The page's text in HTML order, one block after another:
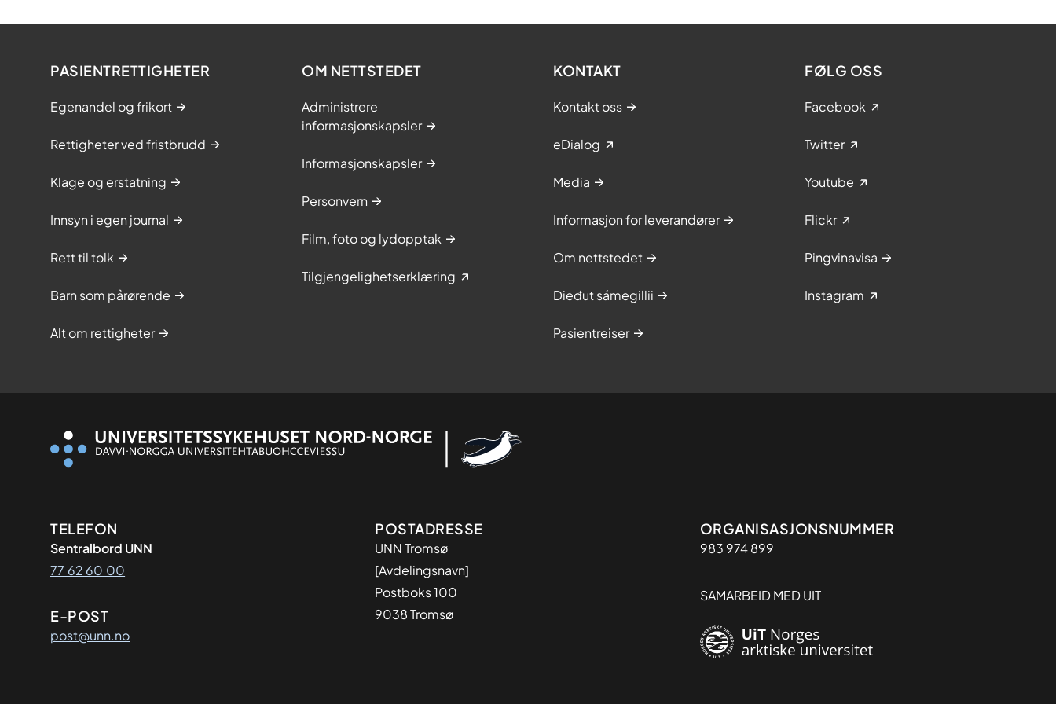
PASIENTRETTIGHETER
Egenandel og frikort
Rettigheter ved fristbrudd
Klage og erstatning
Innsyn i egen journal
Rett til tolk
Barn som pårørende
Alt om rettigheter
OM NETTSTEDET
Administrere
informasjonskapsler
Informasjonskapsler
Personvern
Film, foto og lydopptak
Tilgjengelighetserklæring
KONTAKT
Kontakt oss
eDialog
Media
Informasjon for leverandører
Om nettstedet
Dieđut sámegillii
Pasientreiser
FØLG OSS
Facebook
Twitter
Youtube
Flickr
Pingvinavisa
Instagram
Kontaktinformasjon
TELEFON
Sentralbord UNN
77 62 60 00
E-POST
post@unn.no
Adresse
POSTADRESSE
UNN Tromsø
[Avdelingsnavn]
Postboks 100
9038 Tromsø
Organisasjon
ORGANISASJONSNUMMER
983 974 899
SAMARBEID MED UIT